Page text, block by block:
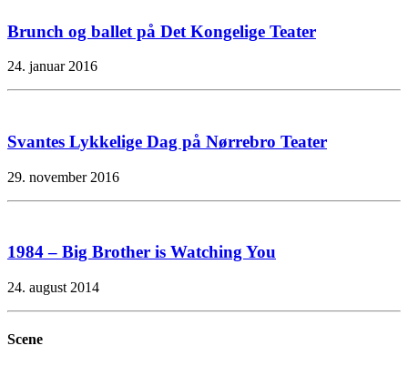
Brunch og ballet på Det Kongelige Teater
24. januar 2016
Svantes Lykkelige Dag på Nørrebro Teater
29. november 2016
1984 – Big Brother is Watching You
24. august 2014
Scene